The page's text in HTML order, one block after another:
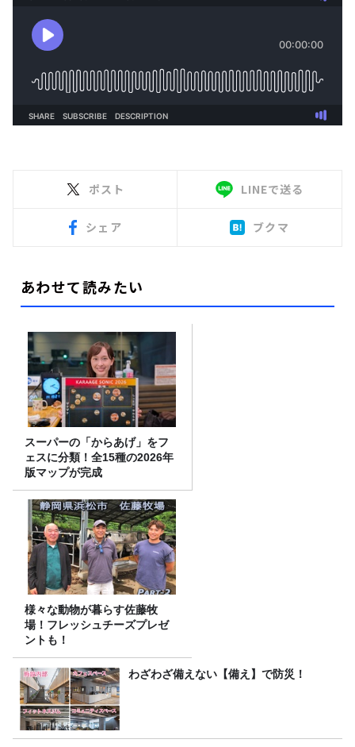
ポスト LINEで送る
シェア ブクマ
あわせて読みたい
スーパーの「からあげ」をフ
ェスに分類！全15種の2026年
版マップが完成
様々な動物が暮らす佐藤牧
場！フレッシュチーズプレゼ
ントも！
わざわざ備えない【備え】で防災！